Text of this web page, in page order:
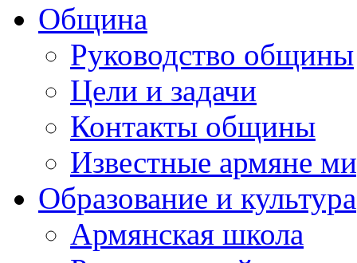
Община
Руководство общины
Цели и задачи
Контакты общины
Известные армяне
Образование и культура
Армянская школа